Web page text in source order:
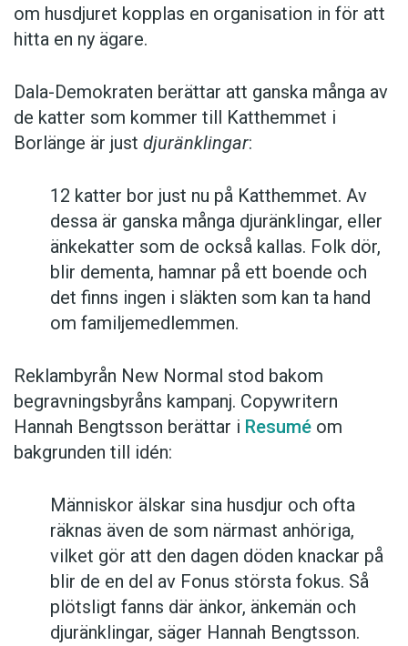
om husdjuret kopplas en organisation in för att
hitta en ny ägare.
Dala-Demokraten berättar att ganska många av
de katter som kommer till Katthemmet i
Borlänge är just djuränklingar:
12 katter bor just nu på Katthemmet. Av
dessa är ganska många djuränklingar, eller
änkekatter som de också kallas. Folk dör,
blir dementa, hamnar på ett boende och
det finns ingen i släkten som kan ta hand
om familjemedlemmen.
Reklambyrån New Normal stod bakom
begravningsbyråns kampanj. Copywritern
Hannah Bengtsson berättar i Resumé om
bakgrunden till idén:
Människor älskar sina husdjur och ofta
räknas även de som närmast anhöriga,
vilket gör att den dagen döden knackar på
blir de en del av Fonus största fokus. Så
plötsligt fanns där änkor, änkemän och
djuränklingar, säger Hannah Bengtsson.